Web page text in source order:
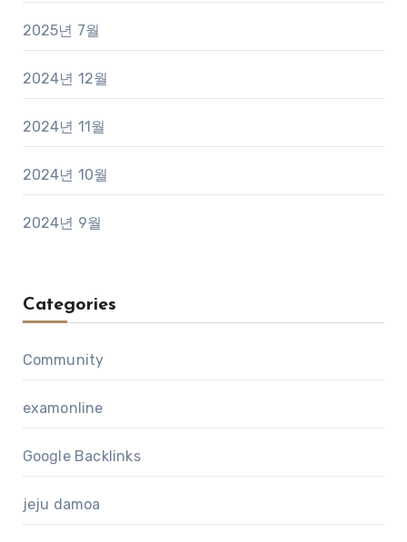
2025년 7월
2024년 12월
2024년 11월
2024년 10월
2024년 9월
Categories
Community
examonline
Google Backlinks
jeju damoa